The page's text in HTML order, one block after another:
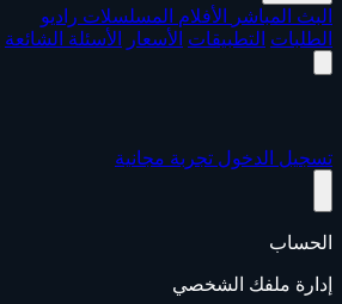
البث المباشر الأفلام المسلسلات راديو
الطلبات التطبيقات الأسعار الأسئلة الشائعة
تسجيل الدخول تجربة مجانية
الحساب
إدارة ملفك الشخصي